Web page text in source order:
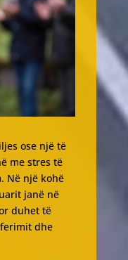
ose një të
me stres të
Në një kohë
janë në
duhet të
dhe